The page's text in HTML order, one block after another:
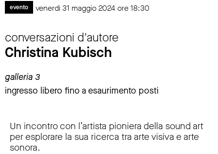
evento venerdì 31 maggio 2024 ore 18:30
conversazioni d'autore
Christina Kubisch
galleria 3
ingresso libero fino a esaurimento posti
Un incontro con l’artista pioniera della sound art
per esplorare la sua ricerca tra arte visiva e arte
sonora.